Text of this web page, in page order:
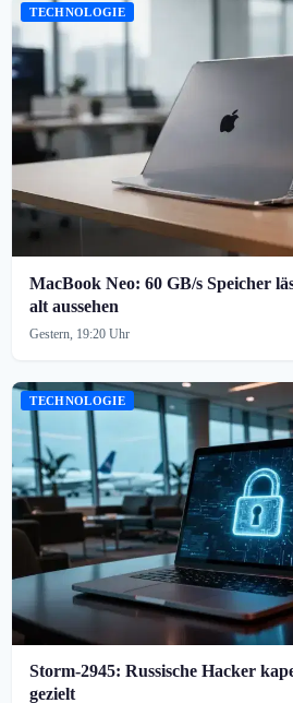
TECHNOLOGIE
MacBook Neo: 60 GB/s Speicher
alt aussehen
Gestern, 19:20 Uhr
TECHNOLOGIE
Storm-2945: Russische Hacker
gezielt